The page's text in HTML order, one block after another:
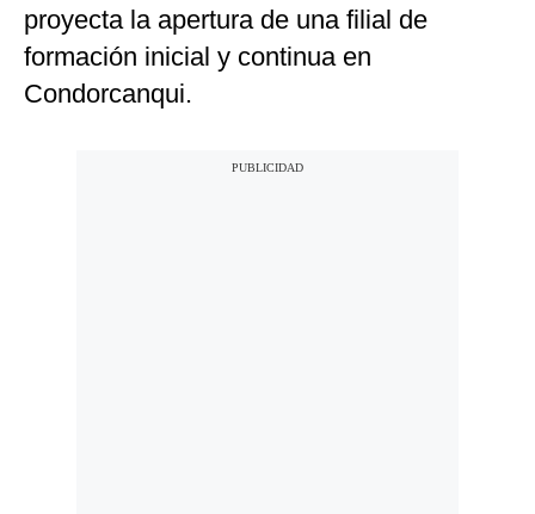
proyecta la apertura de una filial de
formación inicial y continua en
Condorcanqui.